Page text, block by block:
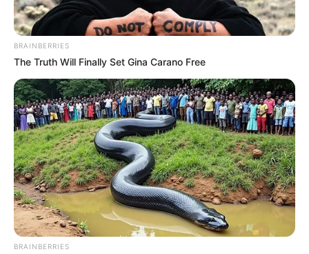
De este ataque sangriento, que enlutó a una familia en el
corregimiento de Bayunca, indican qué,
asesinó a Daniel Bustillo; debido a que"él no se metía
con nadie y tampoco era un joven de problemas".
Puede leer más: Noche buena sangrienta: un pareja fue
asesinada en Barranquilla
Sobre este hecho de sangre,las autoridades indagan los
móviles, para dar con el paradero del responsable de la
muerte del joven.
COMPARTIR
BRAINBERRIES
The Truth Will Finally Set Gina Carano Free
BRAINBERRIES